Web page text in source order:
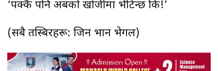
‘पक्कै पनि अबको खोजीमा भेटिन्छ कि!’
(सबै तस्बिरहरू: जिन भान भेगल)